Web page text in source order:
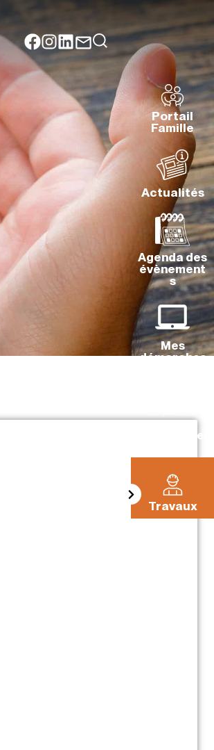
Portail
Famille
Actualités
Agenda des
évènement
s
Mes
démarches
La Pléiade
Travaux